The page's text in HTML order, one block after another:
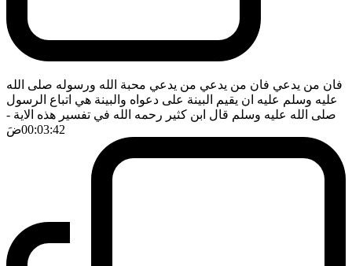
فان من يدعي فان من يدعي من يدعي محبة الله ورسوله صلى الله
عليه وسلم عليه ان يقيم البينة على دعواه والبينة هي اتباع الرسول
صلى الله عليه وسلم قال ابن كثير رحمه الله في تفسير هذه الاية -
00:03:42ضَ